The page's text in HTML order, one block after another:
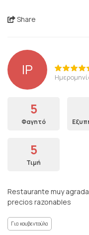
Share
lP
5
Φαγητό
5
Τιμή
Restaurante muy
precios razonables
Για κουβεντούλα